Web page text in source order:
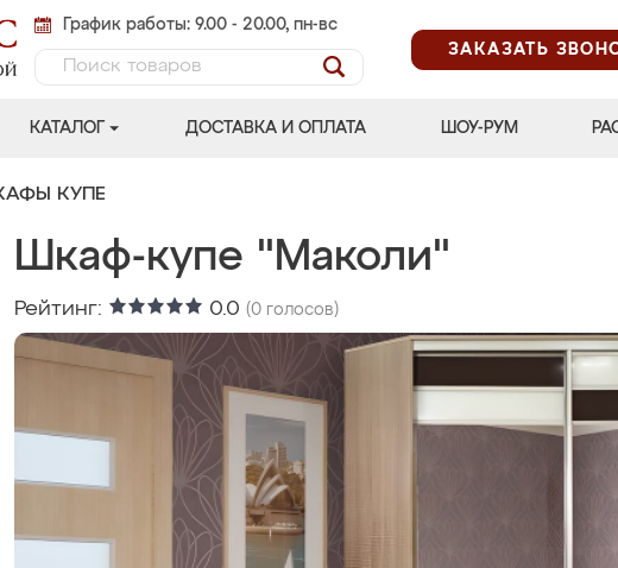
График работы: 9.00 - 20.00, пн-вс
ЗАКАЗАТЬ
КАТАЛОГ ДОСТАВКА И ОПЛАТА ШОУ-РУМ
КУПЕ
Шкаф-купе "Маколи"
Рейтинг: 0.0 (0 голосов)